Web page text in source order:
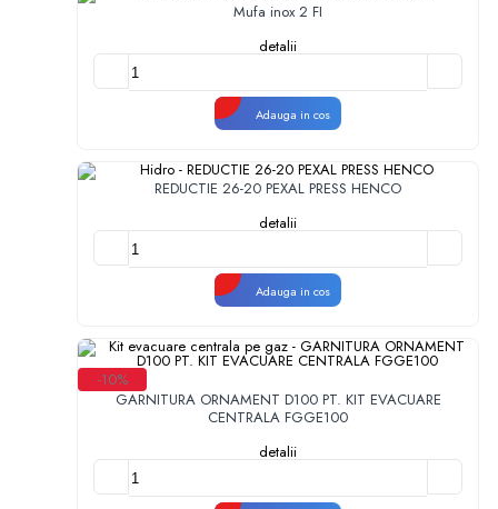
Mufa inox 2 FI
detalii
Adauga in cos
REDUCTIE 26-20 PEXAL PRESS HENCO
detalii
Adauga in cos
-10%
GARNITURA ORNAMENT D100 PT. KIT EVACUARE
CENTRALA FGGE100
detalii